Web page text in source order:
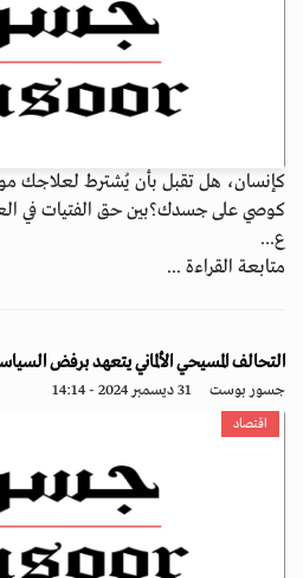
كإنسان، هل تقبل بأن يُشترط لعلاجك
كوصي على جسدك؟بين حق الفتيات في
ع...
متابعة القراءة ...
التحالف المسيحي الألماني يتعهد برفض
جسور بوست 31 ديسمبر 2024 - 14:14
اقتصاد